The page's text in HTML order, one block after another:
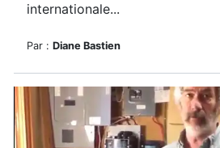
internationale...
Par : Diane Bastien